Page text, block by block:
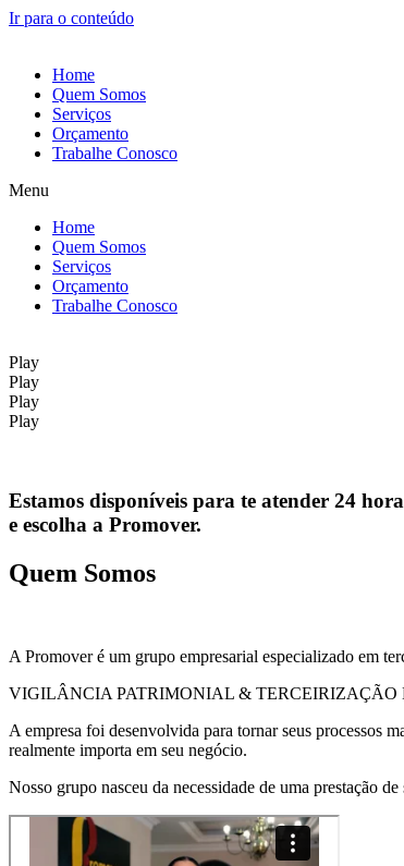
Ir para o conteúdo
Home
Quem Somos
Serviços
Orçamento
Trabalhe Conosco
Menu
Home
Quem Somos
Serviços
Orçamento
Trabalhe Conosco
Play
Play
Play
Play
Estamos disponíveis para te atender 24
e escolha a Promover.
Quem Somos
A Promover é um grupo empresarial especializado em
VIGILÂNCIA PATRIMONIAL & TERCEIRIZAÇÃO
A empresa foi desenvolvida para tornar seus processos
realmente importa em seu negócio.
Nosso grupo nasceu da necessidade de uma prestação